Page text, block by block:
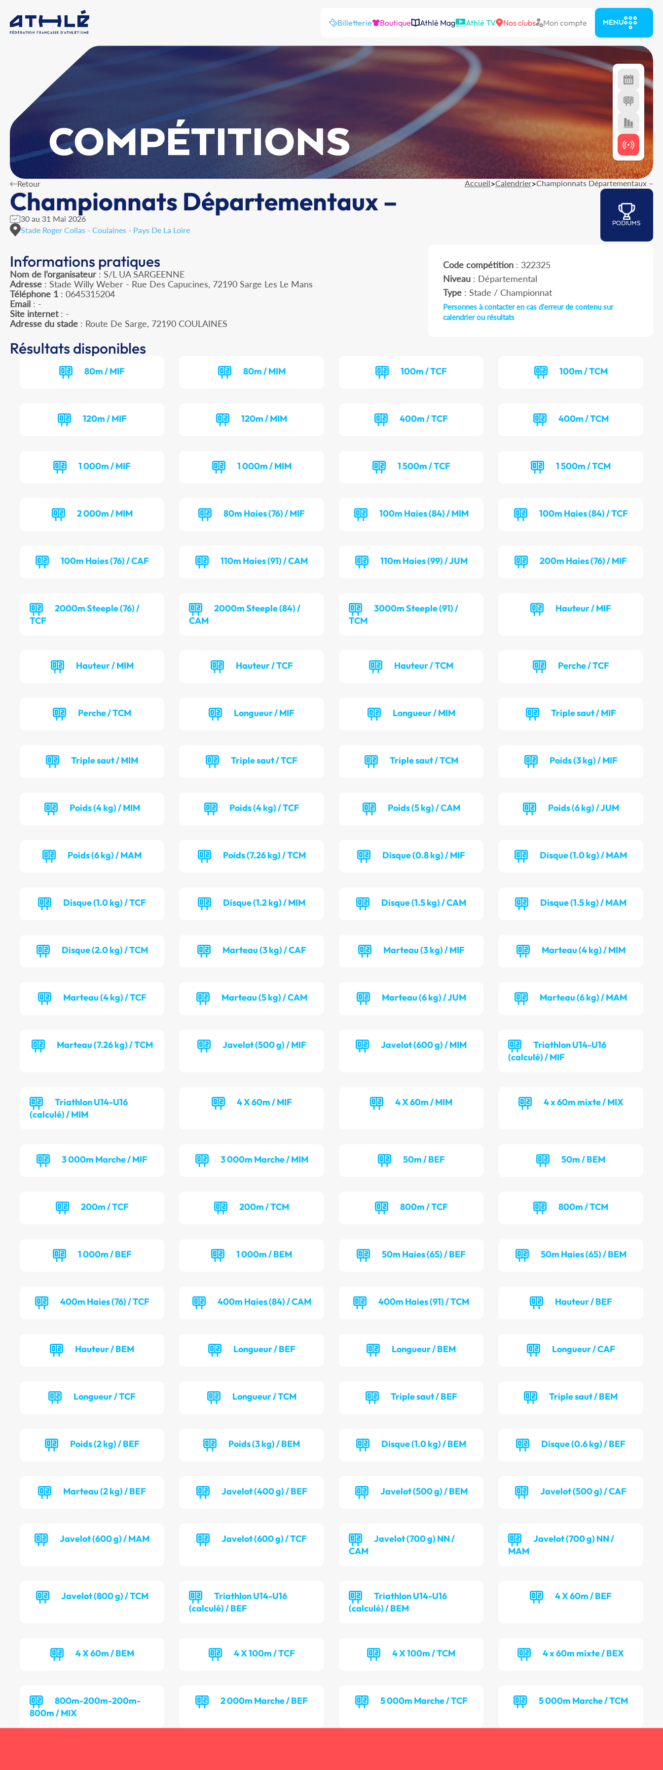
Billetterie Boutique Athlé Mag Athlé TV Nos clubs Mon compte MENU
COMPÉTITIONS
Retour Accueil>Calendrier>Championnats Départementaux –
Championnats Départementaux –
30 au 31 Mai 2026
Stade Roger Collas - Coulaines - Pays De La Loire
PODIUMS
Informations pratiques
Nom de l’organisateur : S/L UA SARGEENNE
Adresse : Stade Willy Weber - Rue Des Capucines, 72190 Sarge Les Le Mans
Téléphone 1 : 0645315204
Email : -
Site internet: -
Adresse du stade : Route De Sarge, 72190 COULAINES
Code compétition: 322325
Niveau: Départemental
Type: Stade / Championnat
Personnes à contacter en cas d'erreur de contenu sur
calendrier ou résultats
Résultats disponibles
80m / MIF 80m / MIM 100m / TCF 100m / TCM
120m / MIF 120m / MIM 400m / TCF 400m / TCM
1 000m / MIF 1 000m / MIM 1 500m / TCF 1 500m / TCM
2 000m / MIM 80m Haies (76) / MIF 100m Haies (84) / MIM 100m Haies (84) / TCF
100m Haies (76) / CAF 110m Haies (91) / CAM 110m Haies (99) / JUM 200m Haies (76) / MIF
2000m Steeple (76) /
TCF
2000m Steeple (84) /
CAM
3000m Steeple (91) /
TCM
Hauteur / MIF
Hauteur / MIM Hauteur / TCF Hauteur / TCM Perche / TCF
Perche / TCM Longueur / MIF Longueur / MIM Triple saut / MIF
Triple saut / MIM Triple saut / TCF Triple saut / TCM Poids (3 kg) / MIF
Poids (4 kg) / MIM Poids (4 kg) / TCF Poids (5 kg) / CAM Poids (6 kg) / JUM
Poids (6 kg) / MAM Poids (7.26 kg) / TCM Disque (0.8 kg) / MIF Disque (1.0 kg) / MAM
Disque (1.0 kg) / TCF Disque (1.2 kg) / MIM Disque (1.5 kg) / CAM Disque (1.5 kg) / MAM
Disque (2.0 kg) / TCM Marteau (3 kg) / CAF Marteau (3 kg) / MIF Marteau (4 kg) / MIM
Marteau (4 kg) / TCF Marteau (5 kg) / CAM Marteau (6 kg) / JUM Marteau (6 kg) / MAM
Marteau (7.26 kg) / TCM Javelot (500 g) / MIF Javelot (600 g) / MIM
Triathlon U14-U16
(calculé) / MIF
Triathlon U14-U16
(calculé) / MIM
4 X 60m / MIF 4 X 60m / MIM 4 x 60m mixte / MIX
3 000m Marche / MIF 3 000m Marche / MIM 50m / BEF 50m / BEM
200m / TCF 200m / TCM 800m / TCF 800m / TCM
1 000m / BEF 1 000m / BEM 50m Haies (65) / BEF 50m Haies (65) / BEM
400m Haies (76) / TCF 400m Haies (84) / CAM 400m Haies (91) / TCM Hauteur / BEF
Hauteur / BEM Longueur / BEF Longueur / BEM Longueur / CAF
Longueur / TCF Longueur / TCM Triple saut / BEF Triple saut / BEM
Poids (2 kg) / BEF Poids (3 kg) / BEM Disque (1.0 kg) / BEM Disque (0.6 kg) / BEF
Marteau (2 kg) / BEF Javelot (400 g) / BEF Javelot (500 g) / BEM Javelot (500 g) / CAF
Javelot (600 g) / MAM Javelot (600 g) / TCF
Javelot (700 g) NN /
CAM
Javelot (700 g) NN /
MAM
Javelot (800 g) / TCM
Triathlon U14-U16
(calculé) / BEF
Triathlon U14-U16
(calculé) / BEM
4 X 60m / BEF
4 X 60m / BEM 4 X 100m / TCF 4 X 100m / TCM 4 x 60m mixte / BEX
800m-200m-200m-
800m / MIX
2 000m Marche / BEF 5 000m Marche / TCF 5 000m Marche / TCM